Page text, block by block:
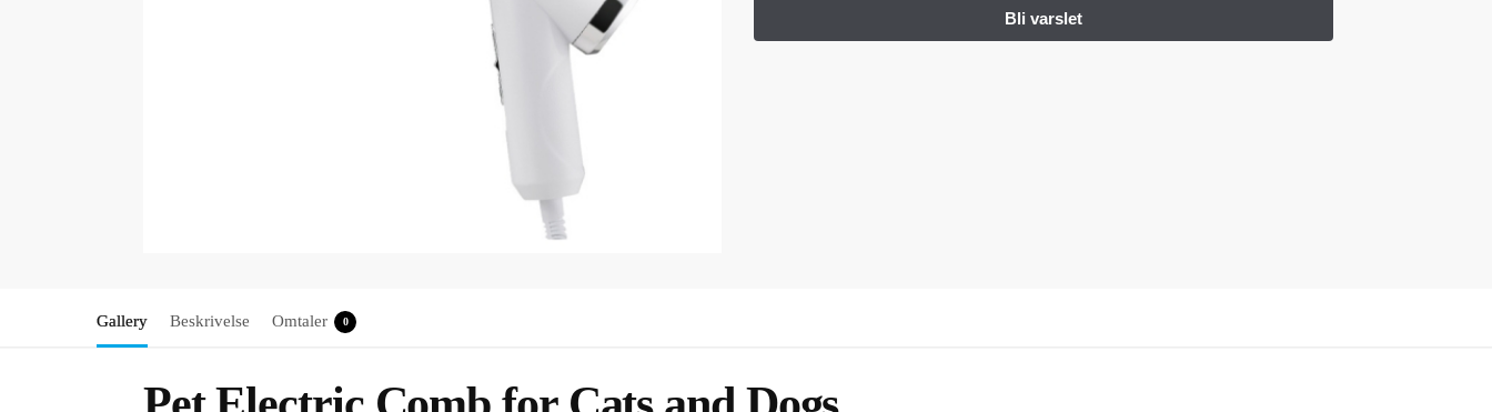
Gallery Beskrivelse Omtaler 0